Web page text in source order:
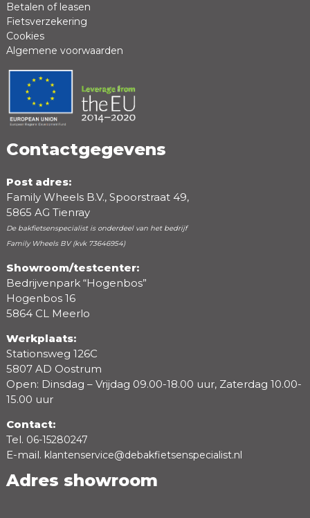
Positieve punten
Beoordeling
Betalen of leasen
Fietsverzekering
Cookies
Algemene voorwaarden
Contactgegevens
Post adres:
Family Wheels B.V., Spoorstraat 49,
5865 AG Tienray
De bakfietsenspecialist is onderdeel van het bedrijf
Family Wheels BV (kvk 73646954)
Showroom/testcenter:
Bedrijvenpark “Hogenbos”
Hogenbos 16
5864 CL Meerlo
Werkplaats:
Stationsweg 126C
5807 AD Oostrum
Open: Dinsdag – Vrijdag 09.00-18.00 uur, Zaterdag 10.00-
15.00 uur
Contact:
Tel. 06-15280247
E-mail. klantenservice@debakfietsenspecialist.nl
Adres showroom